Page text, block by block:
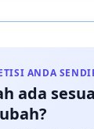
ANDA
ada